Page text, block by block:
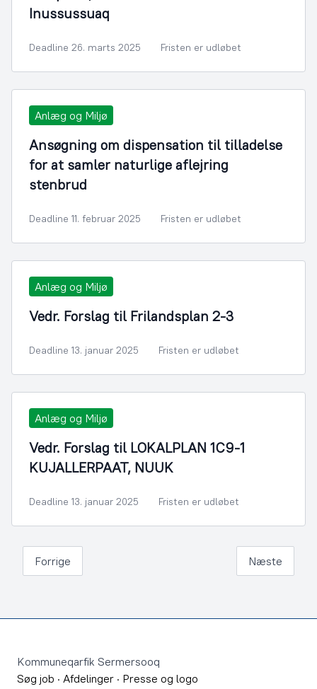
Inussussuaq
Deadline 26. marts 2025 Fristen er udløbet
Anlæg og Miljø
Ansøgning om dispensation til tilladelse
for at samler naturlige aflejring
stenbrud
Deadline 11. februar 2025 Fristen er udløbet
Anlæg og Miljø
Vedr. Forslag til Frilandsplan 2-3
Deadline 13. januar 2025 Fristen er udløbet
Anlæg og Miljø
Vedr. Forslag til LOKALPLAN 1C9-1
KUJALLERPAAT, NUUK
Deadline 13. januar 2025 Fristen er udløbet
Forrige Næste
Kommuneqarfik Sermersooq
Søg job · Afdelinger · Presse og logo